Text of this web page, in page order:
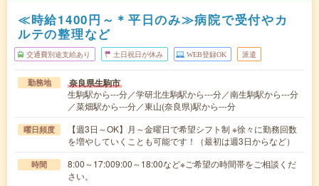
≪時給1400円～＊平日のみ≫病院で受付やカ
ルテの整理など
交通費別途支給あり 土日祝日が休み WEB登録OK 派遣
勤務地 奈良県生駒市
生駒駅から---分／学研北生駒駅から---分／南生駒駅から---分
／菜畑駅から---分／東山(奈良県)駅から---分
曜日頻度
【週3日～OK】月～金曜日で希望シフト制 ※徐々に勤務回数
を増やしていくことも可能です！（最初は週3日からなど）
時間
8:00～17:009:00～18:00など※ご希望の時間帯をご相談くだ
さい。